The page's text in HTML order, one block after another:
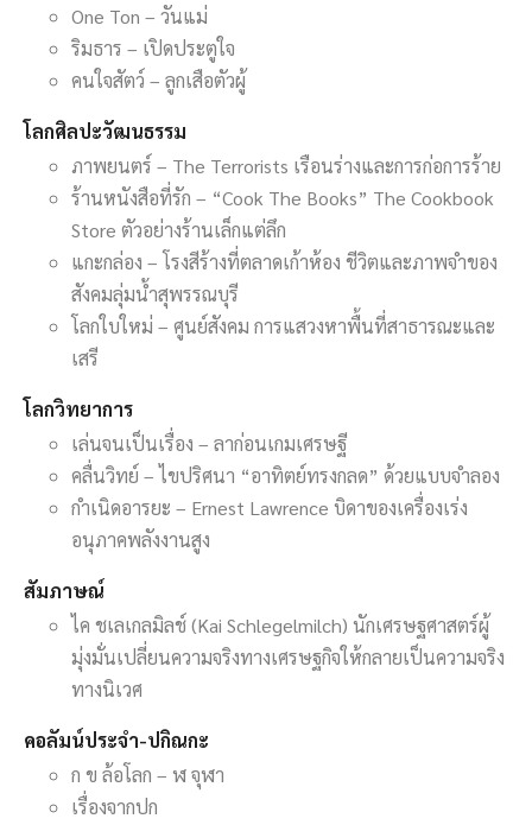
One Ton – วันแม่
ริมธาร – เปิดประตูใจ
คนใจสัตว์ – ลูกเสือตัวผู้
โลกศิลปะวัฒนธรรม
ภาพยนตร์ – The Terrorists เรือนร่างและการก่อการร้าย
ร้านหนังสือที่รัก – “Cook The Books” The Cookbook
Store ตัวอย่างร้านเล็กแต่ลึก
แกะกล่อง – โรงสีร้างที่ตลาดเก้าห้อง ชีวิตและภาพจำของ
สังคมลุ่มน้ำสุพรรณบุรี
โลกใบใหม่ – ศูนย์สังคม การแสวงหาพื้นที่สาธารณะและ
เสรี
โลกวิทยาการ
เล่นจนเป็นเรื่อง – ลาก่อนเกมเศรษฐี
คลื่นวิทย์ – ไขปริศนา “อาทิตย์ทรงกลด” ด้วยแบบจำลอง
กำเนิดอารยะ – Ernest Lawrence บิดาของเครื่องเร่ง
อนุภาคพลังงานสูง
สัมภาษณ์
ไค ชเลเกลมิลช์ (Kai Schlegelmilch) นักเศรษฐศาสตร์ผู้
มุ่งมั่นเปลี่ยนความจริงทางเศรษฐกิจให้กลายเป็นความจริง
ทางนิเวศ
คอลัมน์ประจำ-ปกิณกะ
ก ข ล้อโลก – ฬ จุฬา
เรื่องจากปก